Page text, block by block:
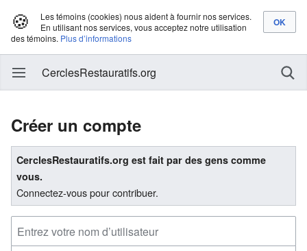
🍪
Les témoins (cookies) nous aident à fournir nos services.
En utilisant nos services, vous acceptez notre utilisation
des témoins. Plus d’informations
CerclesRestauratifs.org
Créer un compte
CerclesRestauratifs.org est fait par des gens comme
vous.
Connectez-vous pour contribuer.